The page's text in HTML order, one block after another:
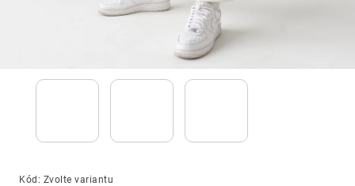
Kód: Zvolte variantu